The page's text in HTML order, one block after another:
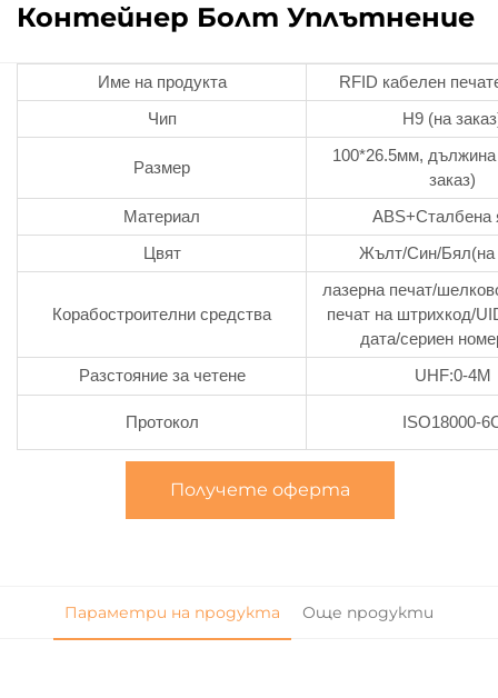
Контейнер Болт Уплътнение
Име на продукта
RFID кабелен
Чип
H9 (на
Размер
100*26.5мм,
заказ)
Материал
ABS+Сталбена
Цвят
Жълт/Син/Бял(на
Корабостроителни средства
лазерна печат/
печат на штрихкод/
дата/сериен
Разстояние за четене
UHF:0-4M
Протокол ISO18000-
Получете оферта
Параметри на продукта Още продукти